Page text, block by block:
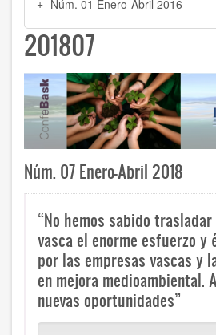
Núm. 01 Enero-Abril 2016
201807
Núm. 07 Enero-Abril 2018
“No hemos sabido
vasca el enorme esfuerzo y
por las empresas vascas y
en mejora medioambiental.
nuevas oportunidades”